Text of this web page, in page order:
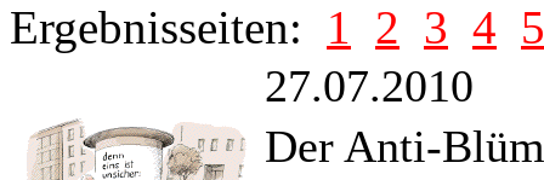
Ergebnisseiten: 1 2 3 4 5
27.07.2010
Der Anti-Blüm